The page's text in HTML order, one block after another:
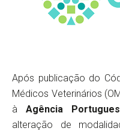
Após publicação do
Médicos Veterinários
à Agência
alteração de